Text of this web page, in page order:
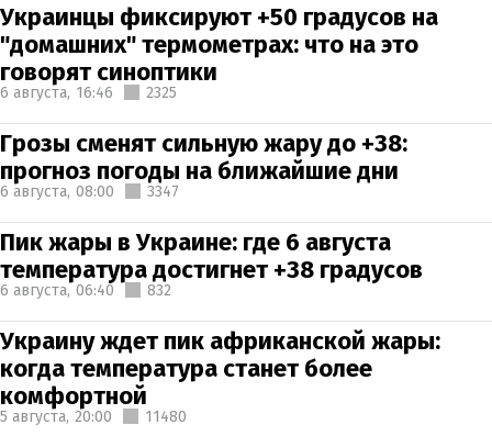
Украинцы фиксируют +50 градусов на
"домашних" термометрах: что на это
говорят синоптики
6 августа, 16:46 2325
Грозы сменят сильную жару до +38:
прогноз погоды на ближайшие дни
6 августа, 08:00 3347
Пик жары в Украине: где 6 августа
температура достигнет +38 градусов
6 августа, 06:40 832
Украину ждет пик африканской жары:
когда температура станет более
комфортной
5 августа, 20:00 11480